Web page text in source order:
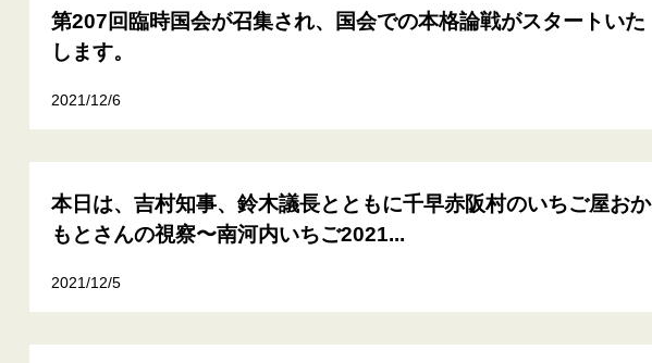
第207回臨時国会が召集され、国会での本格論戦がスタートいた
します。
2021/12/6
本日は、吉村知事、鈴木議長とともに千早赤阪村のいちご屋おか
もとさんの視察〜南河内いちご2021...
2021/12/5